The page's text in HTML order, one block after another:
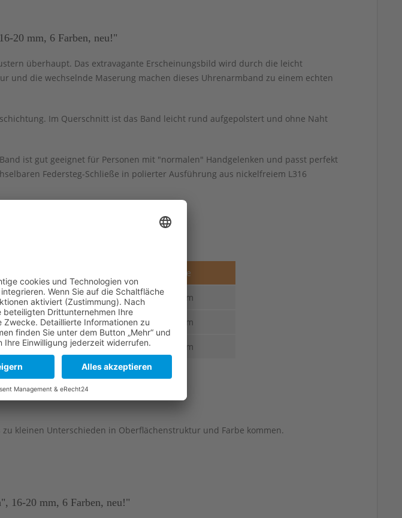
20 mm, 6 Farben, neu!"
überhaupt. Das extravagante Erscheinungsbild wird durch die leicht
und die wechselnde Maserung machen dieses Uhrenarmband zu einem echten
Im Querschnitt ist das Band leicht rund aufgepolstert und ohne Naht
ist gut geeignet für Personen mit "normalen" Handgelenken und passt perfekt
Federsteg-Schließe in polierter Ausführung aus nickelfreiem L316
Stärke
82 mm 2,5 mm
82 mm 2,5 mm
82 mm 2,5 mm
kleinen Unterschieden in Oberflächenstruktur und Farbe kommen.
16-20 mm, 6 Farben, neu!"